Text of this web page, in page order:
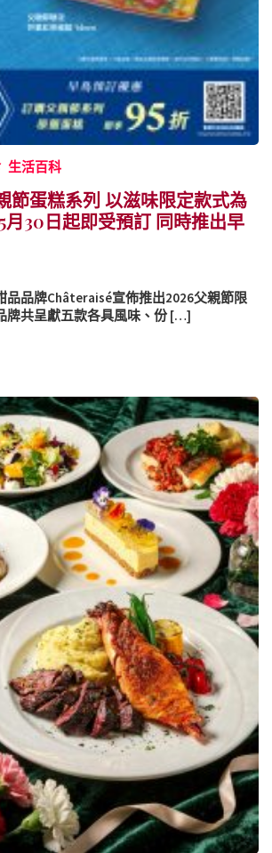
生活百科
節蛋糕系列 以滋味限定款式為
月30日起即受預訂 同時推出早
品品牌Châteraisé宣佈推出2026父親節限
牌共呈獻五款各具風味、份 […]